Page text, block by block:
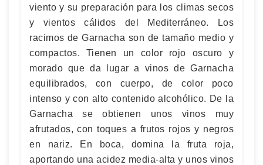
viento y su preparación para los climas secos
y vientos cálidos del Mediterráneo. Los
racimos de Garnacha son de tamaño medio y
compactos. Tienen un color rojo oscuro y
morado que da lugar a vinos de Garnacha
equilibrados, con cuerpo, de color poco
intenso y con alto contenido alcohólico. De la
Garnacha se obtienen unos vinos muy
afrutados, con toques a frutos rojos y negros
en nariz. En boca, domina la fruta roja,
aportando una acidez media-alta y unos vinos